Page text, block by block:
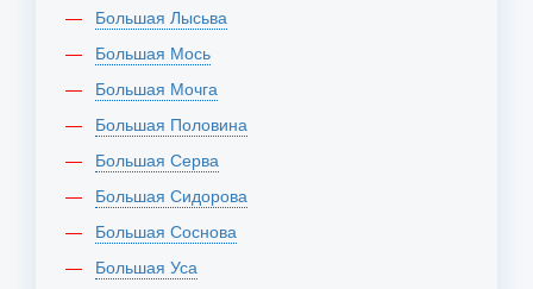
Большая Лысьва
Большая Мось
Большая Мочга
Большая Половина
Большая Серва
Большая Сидорова
Большая Соснова
Большая Уса